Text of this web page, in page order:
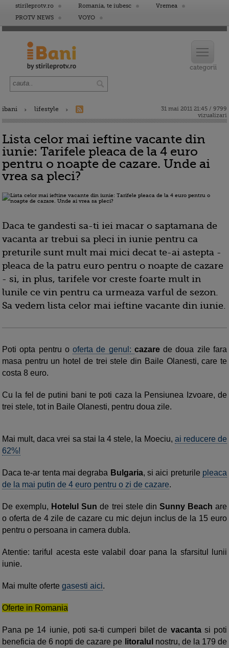
stirileprotv.ro Romania, te iubesc
Vremea
PROTV NEWS
VOYO
ibani lifestyle
31 mai 2011 21:45 / 9799
vizualizari
Lista celor mai ieftine vacante din
iunie: Tarifele pleaca de la 4 euro
pentru o noapte de cazare. Unde ai
vrea sa pleci?
Daca te gandesti sa-ti iei macar o saptamana de
vacanta ar trebui sa pleci in iunie pentru ca
preturile sunt mult mai mici decat te-ai astepta -
pleaca de la patru euro pentru o noapte de cazare
- si, in plus, tarifele vor creste foarte mult in
lunile ce vin pentru ca urmeaza varful de sezon.
Sa vedem lista celor mai ieftine vacante din iunie.
Poti opta pentru ooferta de genul: cazarede doua zile fara
masa pentru un hotel de trei stele din Baile Olanesti, care te
costa 8 euro.
Cu la fel de putini bani te poti caza la Pensiunea Izvoare, de
trei stele, tot in Baile Olanesti, pentru doua zile.
Mai mult, daca vrei sa stai la 4 stele, la Moeciu, ai reducere de
62%!
Daca te-ar tenta mai degraba Bulgaria, si aici preturile pleaca
de la mai putin de 4 euro pentru o zi de cazare.
De exemplu, Hotelul Sun de trei stele din Sunny Beach are
o oferta de 4 zile de cazare cu mic dejun inclus de la 15 euro
pentru o persoana in camera dubla.
Atentie: tariful acesta este valabil doar pana la sfarsitul lunii
iunie.
Mai multe oferte gasesti aici.
Oferte in Romania
Pana pe 14 iunie, poti sa-ti cumperi bilet de vacantasi poti
beneficia de 6 nopti de cazare pe
litoralul nostru, de la 179 de